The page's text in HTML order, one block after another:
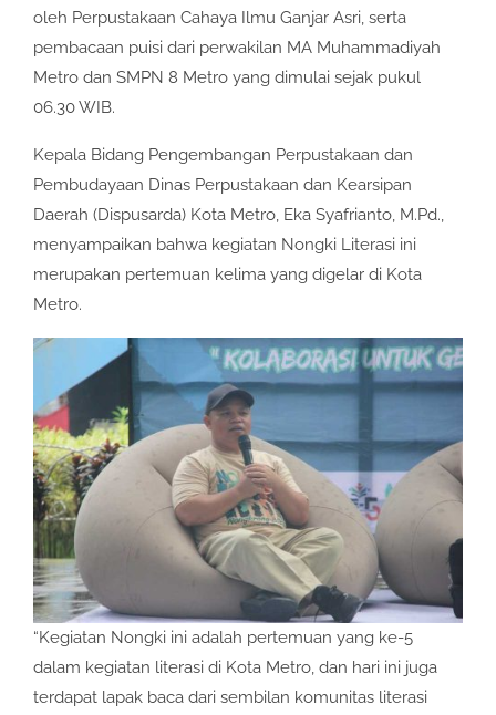
oleh Perpustakaan Cahaya Ilmu Ganjar Asri, serta
pembacaan puisi dari perwakilan MA Muhammadiyah
Metro dan SMPN 8 Metro yang dimulai sejak pukul
06.30 WIB.
Kepala Bidang Pengembangan Perpustakaan dan
Pembudayaan Dinas Perpustakaan dan Kearsipan
Daerah (Dispusarda) Kota Metro, Eka Syafrianto, M.Pd.,
menyampaikan bahwa kegiatan Nongki Literasi ini
merupakan pertemuan kelima yang digelar di Kota
Metro.
“Kegiatan Nongki ini adalah pertemuan yang ke-5
dalam kegiatan literasi di Kota Metro, dan hari ini juga
terdapat lapak baca dari sembilan komunitas literasi